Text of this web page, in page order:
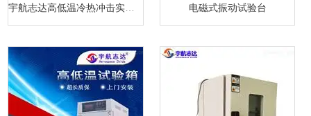
电磁式振动试验台